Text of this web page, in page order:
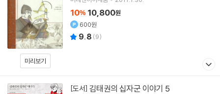
미리보기
10% 10,800원
600원
9.8 (9)
[도서] 김태권의 십자군 이야기 5